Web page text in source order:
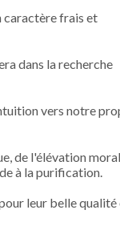
caractère frais et
dans la recherche
vers notre
de l'élévation
à la purification.
leur belle qualité